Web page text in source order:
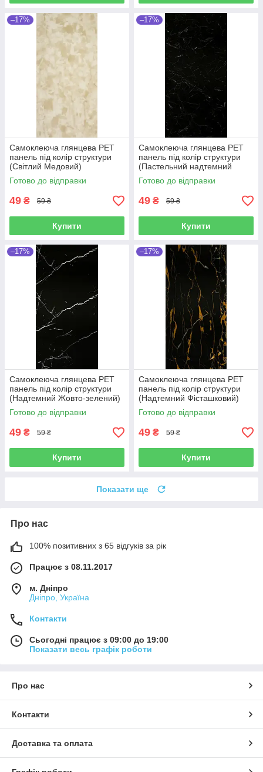
–17%
Самоклеюча глянцева РЕТ
панель під колір структури
(Світлий Медовий)
600*300*2,5мм
Готово до відправки
49 ₴ 59 ₴
Купити
–17%
Самоклеюча глянцева РЕТ
панель під колір структури
(Пастельний надтемний
Лимонно-зелений)
600*300*2,5мм
Готово до відправки
49 ₴ 59 ₴
Купити
–17%
Самоклеюча глянцева РЕТ
панель під колір структури
(Надтемний Жовто-зелений)
600*300*2,5мм
Готово до відправки
49 ₴ 59 ₴
Купити
–17%
Самоклеюча глянцева РЕТ
панель під колір структури
(Надтемний Фісташковий)
600*300*2,5мм
Готово до відправки
49 ₴ 59 ₴
Купити
Показати ще
Про нас
100% позитивних з 65 відгуків за рік
Працює з 08.11.2017
м. Дніпро
Дніпро, Україна
Контакти
Сьогодні працює з 09:00 до 19:00
Показати весь графік роботи
Про нас
Контакти
Доставка та оплата